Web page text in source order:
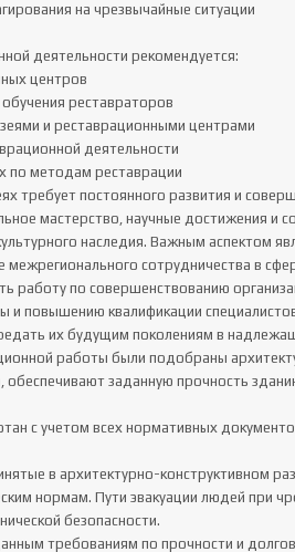
на чрезвычайные ситуации
деятельности рекомендуется:
центров
реставраторов
и реставрационными центрами
деятельности
по методам реставрации
требует постоянного развития и
мастерство, научные достижения и
наследия. Важным аспектом
межрегионального сотрудничества в
работу по совершенствованию
повышению квалификации
их будущим поколениям в
работы были подобраны
заданную прочность
с учетом всех нормативных
в архитектурно-конструктивном
нормам. Пути эвакуации людей при
безопасности.
требованиям по прочности и